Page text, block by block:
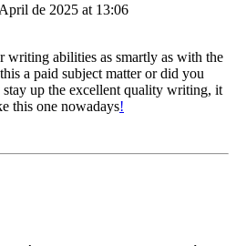
de 2025 at 13:06
abilities as smartly as with the
a paid subject matter or did you
up the excellent quality writing, it
this one nowadays!